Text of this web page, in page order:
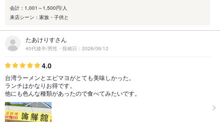
会計：1,001～1,500円/人
来店シーン：家族・子供と
たあけりすさん
40代後半/男性・投稿日：2026/06/12
4.0
台湾ラーメンとエビマヨがとても美味しかった。
ランチはかなりお得です。
他にも色んな種類があったので食べてみたいです。